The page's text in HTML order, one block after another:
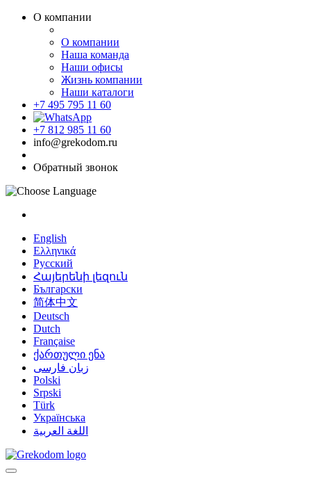
О компании
О компании
Наша команда
Наши офисы
Жизнь компании
Наши каталоги
+7 495 795 11 60
+7 812 985 11 60
info@grekodom.ru
Обратный звонок
English
Ελληνικά
Русский
Հայերենի լեզուն
Български
简体中文
Deutsch
Dutch
Française
ქართული ენა
زبان فارسی
Polski
Srpski
Türk
Українська
اللغة العربية